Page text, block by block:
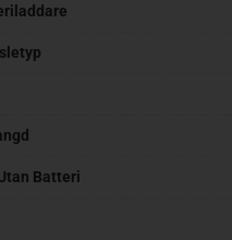
Batteri